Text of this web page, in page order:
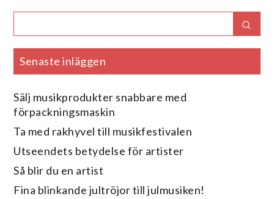
for:
Senaste inläggen
Sälj musikprodukter snabbare med
förpackningsmaskin
Ta med rakhyvel till musikfestivalen
Utseendets betydelse för artister
Så blir du en artist
Fina blinkande jultröjor till julmusiken!